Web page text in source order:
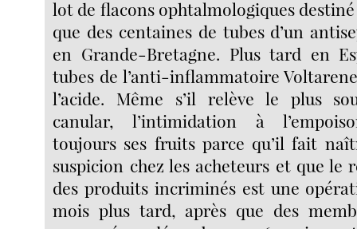
lot de flacons ophtalmologiques
que des centaines de tubes d’un
en Grande-Bretagne. Plus tard en
tubes de l’anti-inflammatoire
l’acide. Même s’il relève le plus
canular, l’intimidation à
toujours ses fruits parce qu’il fait
suspicion chez les acheteurs et que le
des produits incriminés est une
mois plus tard, après que des